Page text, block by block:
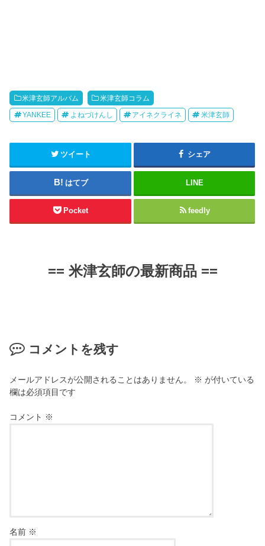
米津玄師アルバム 米津玄師コラム
YANKEE よねづけんし アイネクライネ 米津玄師
ツイート シェア
はてブ LINE
Pocket feedly
== 米津玄師の最新商品==
コメントを残す
メールアドレスが公開されることはありません。 ※ が付いている
欄は必須項目です
コメント ※
名前 ※